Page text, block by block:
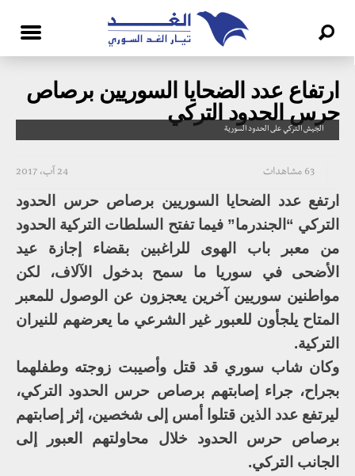
ارتفاع عدد الضحايا السوريين برصاص
حرس الحدود التركي
الجيش التركي على الحدود السورية
24 آب، 2017 63 مشاهدات
ارتفع عدد الضحايا السوريين برصاص حرس الحدود
التركي “الجندرما” فيما تفتح السلطات التركية الحدود
من معبر باب الهوى للراغبين بقضاء إجازة عيد
الأضحى في سوريا ما سمح بدخول الآلاف، لكن
مواطنين سوريين آخرين يعجزون عن الوصول للمعبر
المتاح يلجأون للعبور غير الشرعي ما يعرضهم للنيران
التركية.
وكان شاب سوري قد قتل وأصيبت زوجته وطفلهما
بجراح، جراء إصابتهم برصاص حرس الحدود التركي،
ليرتفع عدد الذين قتلوا أمس إلى شخصين، إثر إصابتهم
برصاص حرس الحدود خلال محاولتهم العبور إلى
الجانب التركي.